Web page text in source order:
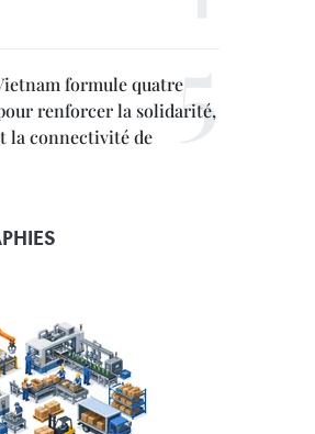
formule quatre
renforcer la solidarité,
la connectivité de